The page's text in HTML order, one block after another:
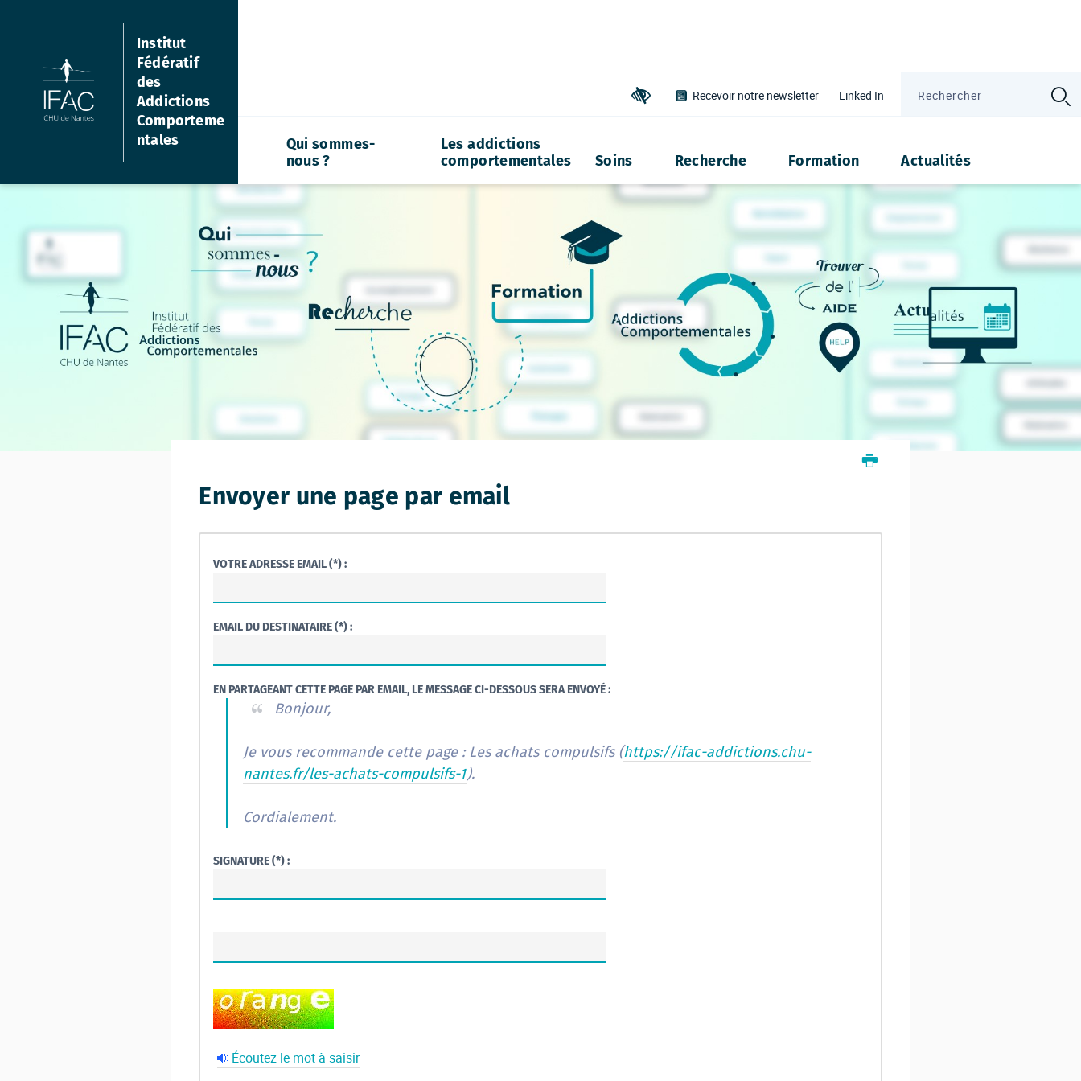
Institut
Fédératif
des
Addictions
Comporteme
ntales
Outils d'accessibilitéRecevoir notre newsletter Linked In
Qui sommes-
nous ?
Les addictions
comportementales
Soins Recherche Formation Actualités
Envoyer une page par email
VOTRE ADRESSE EMAIL (*) :
EMAIL DU DESTINATAIRE (*) :
EN PARTAGEANT CETTE PAGE PAR EMAIL, LE MESSAGE CI-DESSOUS SERA ENVOYÉ :
Bonjour,
Je vous recommande cette page : Les achats compulsifs (https://ifac-addictions.chu-
nantes.fr/les-achats-compulsifs-1).
Cordialement.
SIGNATURE (*) :
Écoutez le mot à saisir